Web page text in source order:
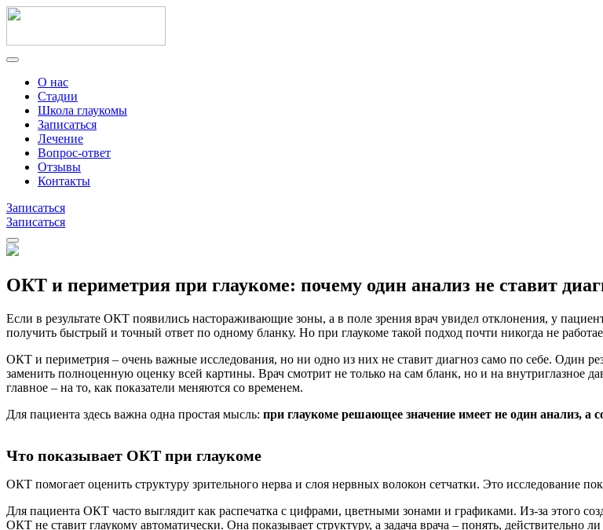
О нас
Стадии
Школа глаукомы
Записаться
Лечение
Вопрос-ответ
Отзывы
Контакты
Записаться
Записаться
ОКТ и периметрия при глаукоме: почему один анализ не ставит
Если в результате ОКТ появились настораживающие зоны, а в поле зрения врач увидел отклонения, у
получить быстрый и точный ответ по одному бланку. Но при глаукоме такой подход почти никогда не
ОКТ и периметрия – очень важные исследования, но ни одно из них не ставит диагноз само по себе. Один
заменить полноценную оценку всей картины. Врач смотрит не только на сам бланк, но и на внутриглазное
главное – на то, как показатели меняются со временем.
Для пациента здесь важна одна простая мысль: при глаукоме решающее значение имеет не один анализ, а
Что показывает ОКТ при глаукоме
ОКТ помогает оценить структуру зрительного нерва и слоя нервных волокон сетчатки. Это исследование
Для пациента ОКТ часто выглядит как распечатка с цифрами, цветными зонами и графиками. Из-за этого
ОКТ не ставит глаукому автоматически. Она показывает структуру, а задача врача – понять,